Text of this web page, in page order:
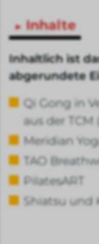
Inhalte
Inhaltlich ist
abgerundete
Qi Gong in
aus der TCM
Meridian
TAO
PilatesART
Shiatsu und